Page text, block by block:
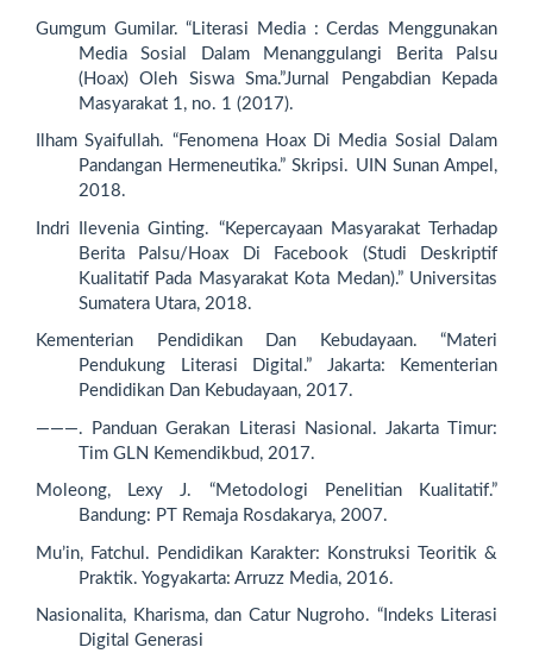
Gumgum Gumilar. “Literasi Media : Cerdas Menggunakan
Media Sosial Dalam Menanggulangi Berita Palsu
(Hoax) Oleh Siswa Sma.”Jurnal Pengabdian Kepada
Masyarakat 1, no. 1 (2017).
Ilham Syaifullah. “Fenomena Hoax Di Media Sosial Dalam
Pandangan Hermeneutika.” Skripsi. UIN Sunan Ampel,
2018.
Indri Ilevenia Ginting. “Kepercayaan Masyarakat Terhadap
Berita Palsu/Hoax Di Facebook (Studi Deskriptif
Kualitatif Pada Masyarakat Kota Medan).” Universitas
Sumatera Utara, 2018.
Kementerian Pendidikan Dan Kebudayaan. “Materi
Pendukung Literasi Digital.” Jakarta: Kementerian
Pendidikan Dan Kebudayaan, 2017.
———. Panduan Gerakan Literasi Nasional. Jakarta Timur:
Tim GLN Kemendikbud, 2017.
Moleong, Lexy J. “Metodologi Penelitian Kualitatif.”
Bandung: PT Remaja Rosdakarya, 2007.
Mu’in, Fatchul. Pendidikan Karakter: Konstruksi Teoritik &
Praktik. Yogyakarta: Arruzz Media, 2016.
Nasionalita, Kharisma, dan Catur Nugroho. “Indeks Literasi
Digital Generasi